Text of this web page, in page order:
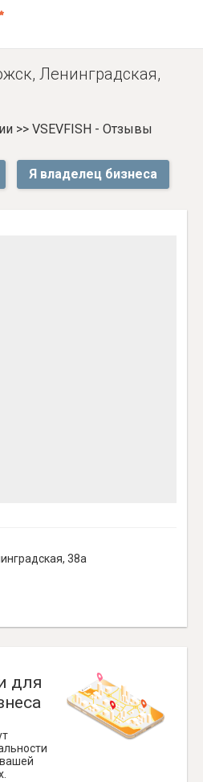
Ленинградская,
>> VSEVFISH - Отзывы
Я владелец бизнеса
38а
для